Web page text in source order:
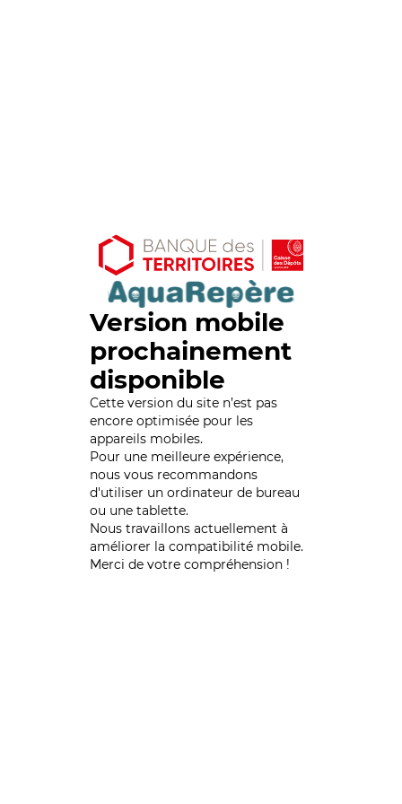
Version mobile
prochainement
disponible
Cette version du site n’est pas
encore optimisée pour les
appareils mobiles.
Pour une meilleure expérience,
nous vous recommandons
d'utiliser un ordinateur de bureau
ou une tablette.
Nous travaillons actuellement à
améliorer la compatibilité mobile.
Merci de votre compréhension !